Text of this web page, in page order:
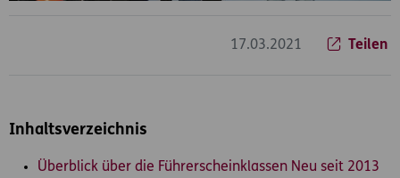
17.03.2021 Teilen
Inhaltsverzeichnis
Überblick über die Führerscheinklassen Neu seit 2013